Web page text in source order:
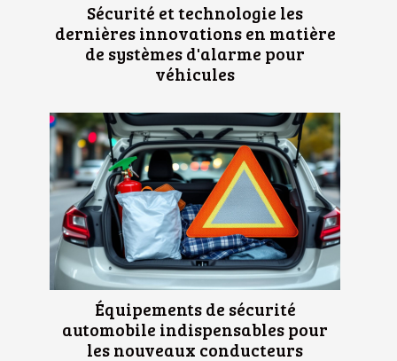
Sécurité et technologie les
dernières innovations en matière
de systèmes d'alarme pour
véhicules
Équipements de sécurité
automobile indispensables pour
les nouveaux conducteurs